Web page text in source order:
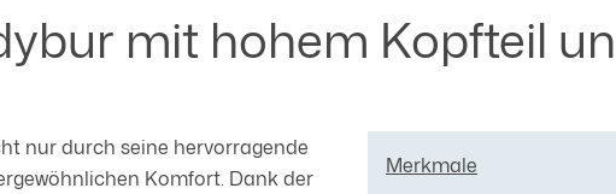
mit hohem Kopfteil
nur durch seine hervorragende
Komfort. Dank der
Merkmale